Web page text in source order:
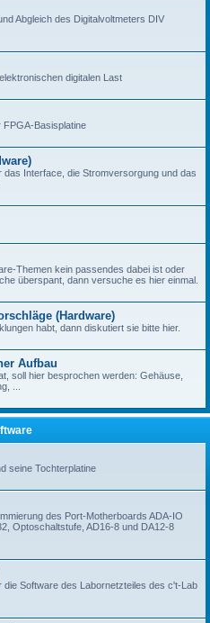
Abgleich des Digitalvoltmeters DIV
digitalen Last
Basisplatine
Interface, die Stromversorgung und das
Themen kein passendes dabei ist oder
überspant, dann versuche es hier einmal.
(Hardware)
habt, dann diskutiert sie bitte hier.
Aufbau
soll hier besprochen werden: Gehäuse,
...
seine Tochterplatine
des Port-Motherboards ADA-IO
Optoschaltstufe, AD16-8 und DA12-8
Software des Labornetzteiles des c't-Lab